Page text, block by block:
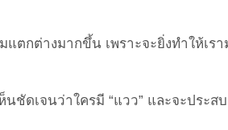
แตกต่างมากขึ้น เพราะจะยิ่งทำให้เร
ชัดเจนว่าใครมี “แวว” และจะประส